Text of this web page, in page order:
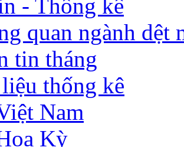
- Thống kê
quan ngành dệt
tin tháng
thống kê
Nam
Kỳ